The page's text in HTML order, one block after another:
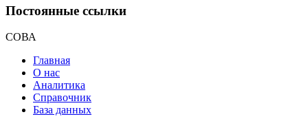
Постоянные ссылки
СОВА
Главная
О нас
Аналитика
Справочник
База данных